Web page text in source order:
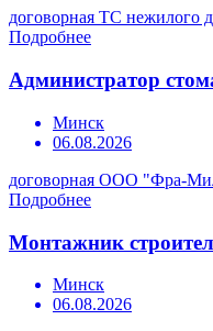
договорная ТС нежилого
Подробнее
Администратор
Минск
06.08.2026
договорная ООО "Фра-
Подробнее
Монтажник
Минск
06.08.2026